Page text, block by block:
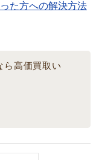
た方への解決方法
ら高価買取い